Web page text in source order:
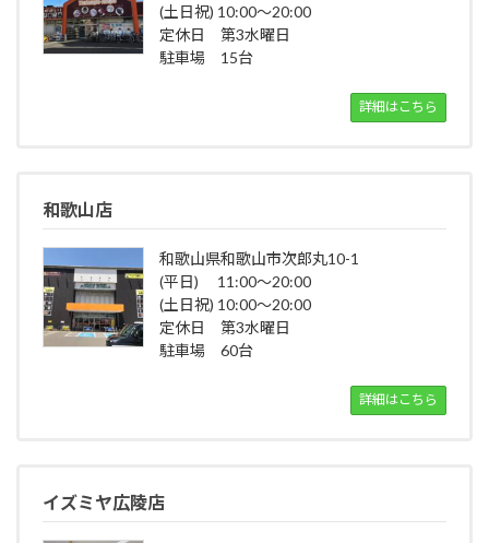
(土日祝) 10:00～20:00
定休日 第3水曜日
駐車場 15台
詳細はこちら
和歌山店
和歌山県和歌山市次郎丸10-1
(平日) 11:00～20:00
(土日祝) 10:00～20:00
定休日 第3水曜日
駐車場 60台
詳細はこちら
イズミヤ広陵店